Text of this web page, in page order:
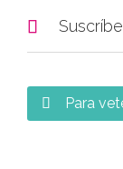

 Para